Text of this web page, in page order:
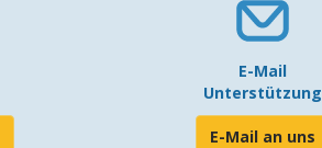
E-Mail
Unterstützung
E-Mail an uns